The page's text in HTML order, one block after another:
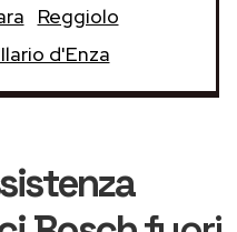
Reggiolo
d'Enza